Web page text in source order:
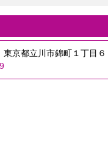
京都立川市錦町１丁目６